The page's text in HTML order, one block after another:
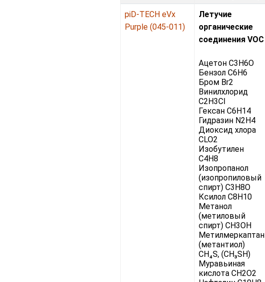
piD-TECH eVx
Purple (045-011)
Летучие
органические
соединения VOC
Ацетон C3H6O
Бензол C6H6
Бром Br2
Винилхлорид
C2H3Cl
Гексан C6H14
Гидразин N2H4
Диоксид хлора
CLO2
Изобутилен
C4H8
Изопропанол
(изопропиловый
спирт) C3H8O
Ксилол C8H10
Метанол
(метиловый
спирт) CH3OH
Метилмеркаптан
(метантиол)
CH₄S, (CH₃SH)
Муравьиная
кислота CH2O2